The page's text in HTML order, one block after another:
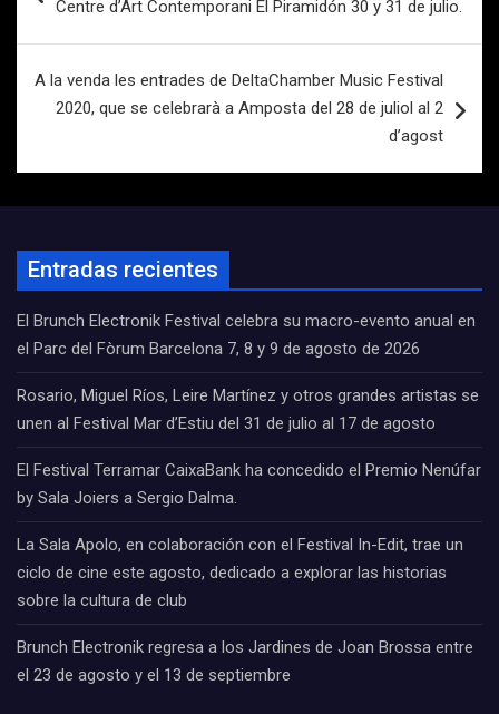
Centre d’Art Contemporani El Piramidón 30 y 31 de julio.
A la venda les entrades de DeltaChamber Music Festival
2020, que se celebrarà a Amposta del 28 de juliol al 2
d’agost
Entradas recientes
El Brunch Electronik Festival celebra su macro-evento anual en
el Parc del Fòrum Barcelona 7, 8 y 9 de agosto de 2026
Rosario, Miguel Ríos, Leire Martínez y otros grandes artistas se
unen al Festival Mar d’Estiu del 31 de julio al 17 de agosto
El Festival Terramar CaixaBank ha concedido el Premio Nenúfar
by Sala Joiers a Sergio Dalma.
La Sala Apolo, en colaboración con el Festival In-Edit, trae un
ciclo de cine este agosto, dedicado a explorar las historias
sobre la cultura de club
Brunch Electronik regresa a los Jardines de Joan Brossa entre
el 23 de agosto y el 13 de septiembre